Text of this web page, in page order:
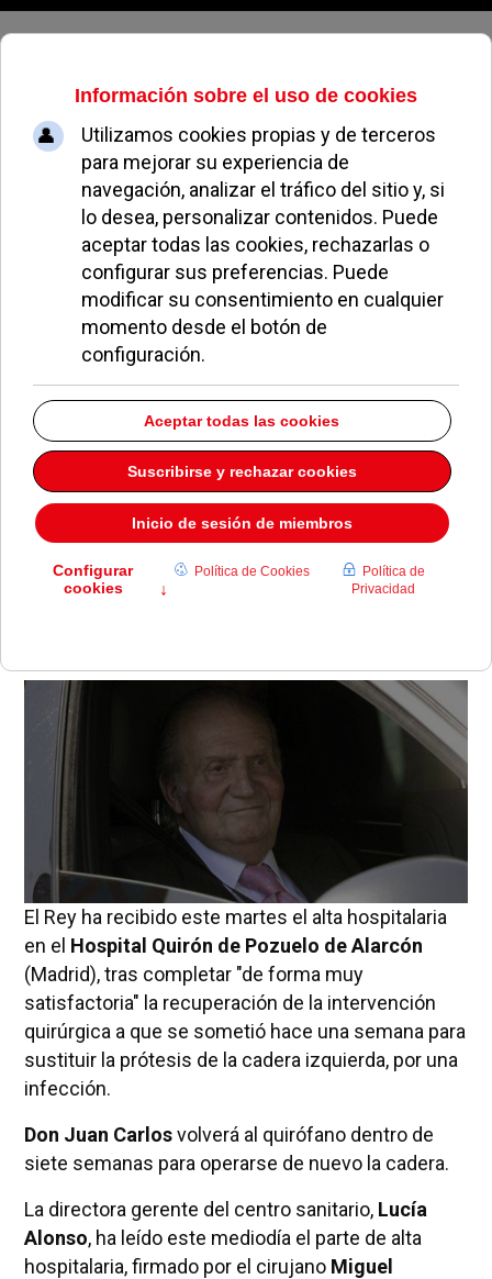
Jueves, 06 de agosto de 2026
El Rey abandona el hospital
Quirón de Pozuelo
HÉCTOR SALAZAR NOTICIAS DE POZUELO 01 OCTUBRE 2013
Muy bien, muy bien, ya veis; estupendamente", ha
El Rey ha recibido este martes el alta hospitalaria
en el Hospital Quirón de Pozuelo de Alarcón
(Madrid), tras completar "de forma muy
satisfactoria" la recuperación de la intervención
quirúrgica a que se sometió hace una semana para
sustituir la prótesis de la cadera izquierda, por una
infección.
Don Juan Carlosvolverá al quirófano dentro de
siete semanas para operarse de nuevo la cadera.
La directora gerente del centro sanitario, Lucía
Alonso, ha leído este mediodía el parte de alta
hospitalaria, firmado por el cirujano Miguel